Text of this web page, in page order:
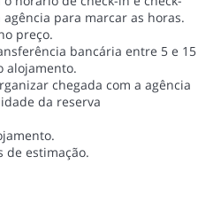
para marcar as horas.
preço.
bancária entre 5 e 15
alojamento.
chegada com a agência
da reserva
de estimação.